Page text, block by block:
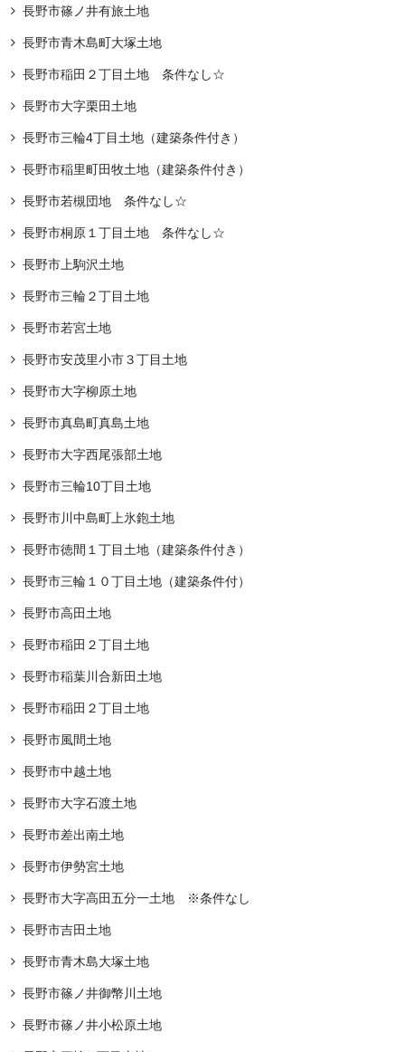
長野市篠ノ井有旅土地
長野市青木島町大塚土地
長野市稲田２丁目土地 条件なし☆
長野市大字栗田土地
長野市三輪4丁目土地（建築条件付き）
長野市稲里町田牧土地（建築条件付き）
長野市若槻団地 条件なし☆
長野市桐原１丁目土地 条件なし☆
長野市上駒沢土地
長野市三輪２丁目土地
長野市若宮土地
長野市安茂里小市３丁目土地
長野市大字柳原土地
長野市真島町真島土地
長野市大字西尾張部土地
長野市三輪10丁目土地
長野市川中島町上氷鉋土地
長野市徳間１丁目土地（建築条件付き）
長野市三輪１０丁目土地（建築条件付）
長野市高田土地
長野市稲田２丁目土地
長野市稲葉川合新田土地
長野市稲田２丁目土地
長野市風間土地
長野市中越土地
長野市大字石渡土地
長野市差出南土地
長野市伊勢宮土地
長野市大字高田五分一土地 ※条件なし
長野市吉田土地
長野市青木島大塚土地
長野市篠ノ井御幣川土地
⻑野市篠ノ井⼩松原土地